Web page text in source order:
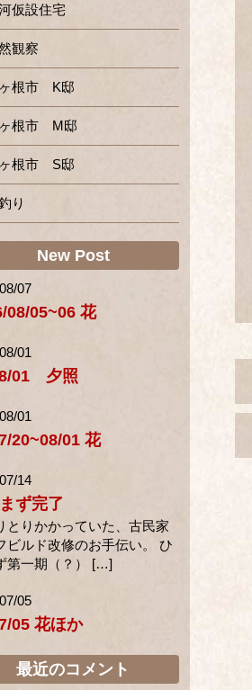
仮設住宅
観察
根市 K邸
根市 M邸
根市 S邸
り
New Post
07
08/05~06 花
01
01 夕照
01
20~08/01 花
14
ず完了
とりかかっていた、古民家
ビルド改修のお手伝い。 ひ
第一期（？） […]
05
05 花ほか
最近のコメント